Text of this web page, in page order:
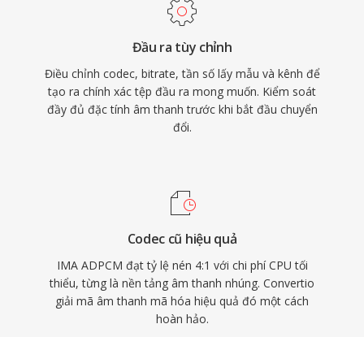
Đầu ra tùy chỉnh
Điều chỉnh codec, bitrate, tần số lấy mẫu và kênh để
tạo ra chính xác tệp đầu ra mong muốn. Kiểm soát
đầy đủ đặc tính âm thanh trước khi bắt đầu chuyển
đổi.
Codec cũ hiệu quả
IMA ADPCM đạt tỷ lệ nén 4:1 với chi phí CPU tối
thiểu, từng là nền tảng âm thanh nhúng. Convertio
giải mã âm thanh mã hóa hiệu quả đó một cách
hoàn hảo.